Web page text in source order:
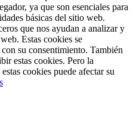
ya que son esenciales para
básicas del sitio web.
que nos ayudan a analizar y
Estas cookies se
su consentimiento. También
estas cookies. Pero la
cookies puede afectar su